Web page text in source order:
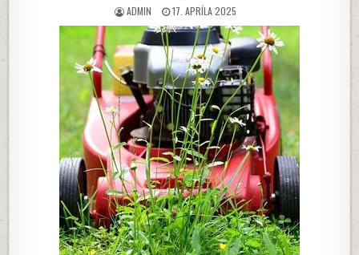
AUTHOR:
ADMIN
PUBLISHED
DATE:
17. APRÍLA 2025